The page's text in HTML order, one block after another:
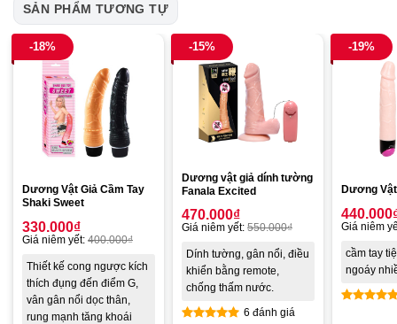
SẢN PHẨM TƯƠNG TỰ
-18%
Dương Vật Giả Cầm Tay
Shaki Sweet
330.000₫
Giá niêm yết: 400.000₫
Thiết kế cong ngược kích
thích đụng đến điểm G,
vân gân nổi dọc thân,
rung mạnh tăng khoái
-15%
Dương vật giả dính tường
Fanala Excited
470.000₫
Giá niêm yết: 550.000₫
Dính tường, gân nổi, điều
khiển bằng remote,
chống thấm nước.
6 đánh giá
-19%
Dương
440.000
Giá niêm
cầm tay
ngoáy